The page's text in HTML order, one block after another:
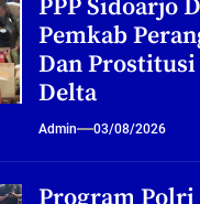
PPP Sidoarjo
Pemkab
Dan
Delta
Admin 03/08/2026